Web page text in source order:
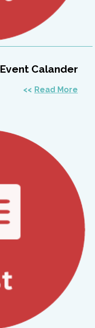
Event Calander
Read More